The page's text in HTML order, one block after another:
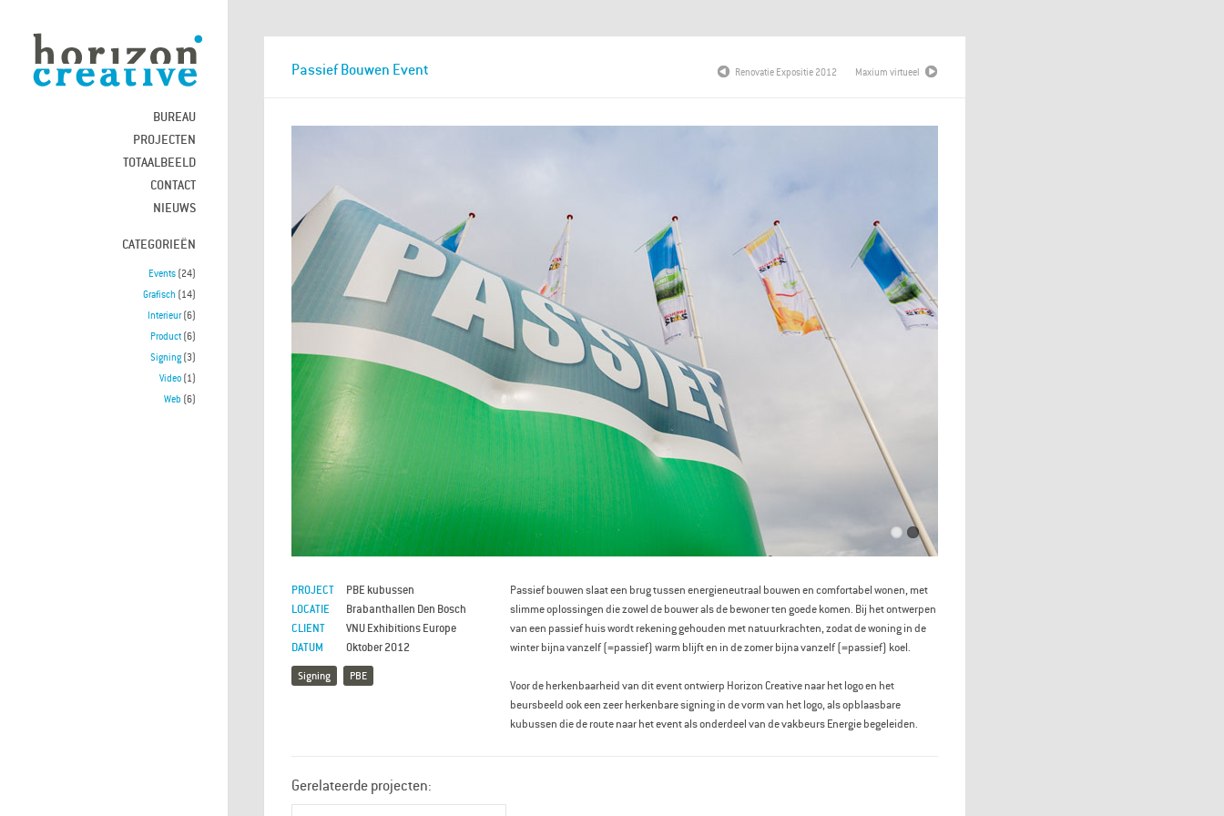
BUREAU
PROJECTEN
TOTAALBEELD
CONTACT
NIEUWS
CATEGORIEËN
Events (24)
Grafisch (14)
Interieur(6)
Product (6)
Signing (3)
Video (1)
Web (6)
Passief Bouwen Event Renovatie Expositie 2012 Maxium virtueel
PROJECT
PBE kubussen
LOCATIE
Brabanthallen Den Bosch
CLIENT
VNU Exhibitions Europe
DATUM
Oktober 2012
Signing PBE
Passief bouwen slaat een brug tussen energieneutraal bouwen en comfortabel wonen, met
slimme oplossingen die zowel de bouwer als de bewoner ten goede komen. Bij het ontwerpen
van een passief huis wordt rekening gehouden met natuurkrachten, zodat de woning in de
winter bijna vanzelf (=passief) warm blijft en in de zomer bijna vanzelf (=passief) koel.
Voor de herkenbaarheid van dit event ontwierp Horizon Creative naar het logo en het
beursbeeld ook een zeer herkenbare signing in de vorm van het logo, als opblaasbare
kubussen die de route naar het event als onderdeel van de vakbeurs Energie begeleiden.
Gerelateerde projecten: